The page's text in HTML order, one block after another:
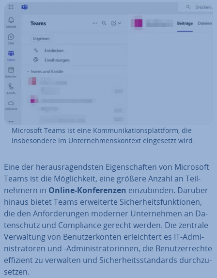
Microsoft Teams ist eine Kom­mu­ni­ka­ti­ons­platt­form, die
ins­be­son­de­re im Un­ter­neh­mens­kon­text ein­ge­setzt wird.
Eine der her­aus­ra­gends­ten Ei­gen­schaf­ten von Microsoft
Teams ist die Mög­lich­keit, eine größere Anzahl an Teil­
neh­mern in Online-Kon­fe­ren­zen ein­zu­bin­den. Darüber
hinaus bietet Teams er­wei­ter­te Si­cher­heits­funk­tio­nen,
die den An­for­de­run­gen moderner Un­ter­neh­men an Da­
ten­schutz und Com­pli­ance gerecht werden. Die zentrale
Ver­wal­tung von Be­nut­zer­kon­ten er­leich­tert es IT-Ad­mi­
nis­tra­to­ren und -Ad­mi­nis­tra­to­rin­nen, die Be­nut­zer­rech­te
effizient zu verwalten und Si­cher­heits­stan­dards durch­zu­
set­zen.